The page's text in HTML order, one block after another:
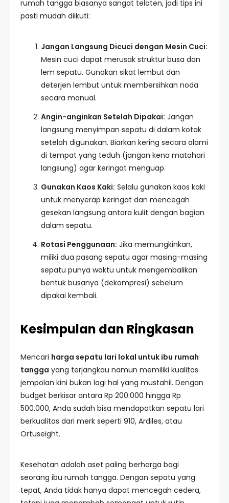
rumah tangga biasanya sangat telaten, jadi tips ini
pasti mudah diikuti:
Jangan Langsung Dicuci dengan Mesin Cuci:
Mesin cuci dapat merusak struktur busa dan
lem sepatu. Gunakan sikat lembut dan
deterjen lembut untuk membersihkan noda
secara manual.
Angin-anginkan Setelah Dipakai: Jangan
langsung menyimpan sepatu di dalam kotak
setelah digunakan. Biarkan kering secara alami
di tempat yang teduh (jangan kena matahari
langsung) agar keringat menguap.
Gunakan Kaos Kaki: Selalu gunakan kaos kaki
untuk menyerap keringat dan mencegah
gesekan langsung antara kulit dengan bagian
dalam sepatu.
Rotasi Penggunaan: Jika memungkinkan,
miliki dua pasang sepatu agar masing-masing
sepatu punya waktu untuk mengembalikan
bentuk busanya (dekompresi) sebelum
dipakai kembali.
Kesimpulan dan Ringkasan
Mencari harga sepatu lari lokal untuk ibu rumah
tangga yang terjangkau namun memiliki kualitas
jempolan kini bukan lagi hal yang mustahil. Dengan
budget berkisar antara Rp 200.000 hingga Rp
500.000, Anda sudah bisa mendapatkan sepatu lari
berkualitas dari merk seperti 910, Ardiles, atau
Ortuseight.
Kesehatan adalah aset paling berharga bagi
seorang ibu rumah tangga. Dengan sepatu yang
tepat, Anda tidak hanya dapat mencegah cedera,